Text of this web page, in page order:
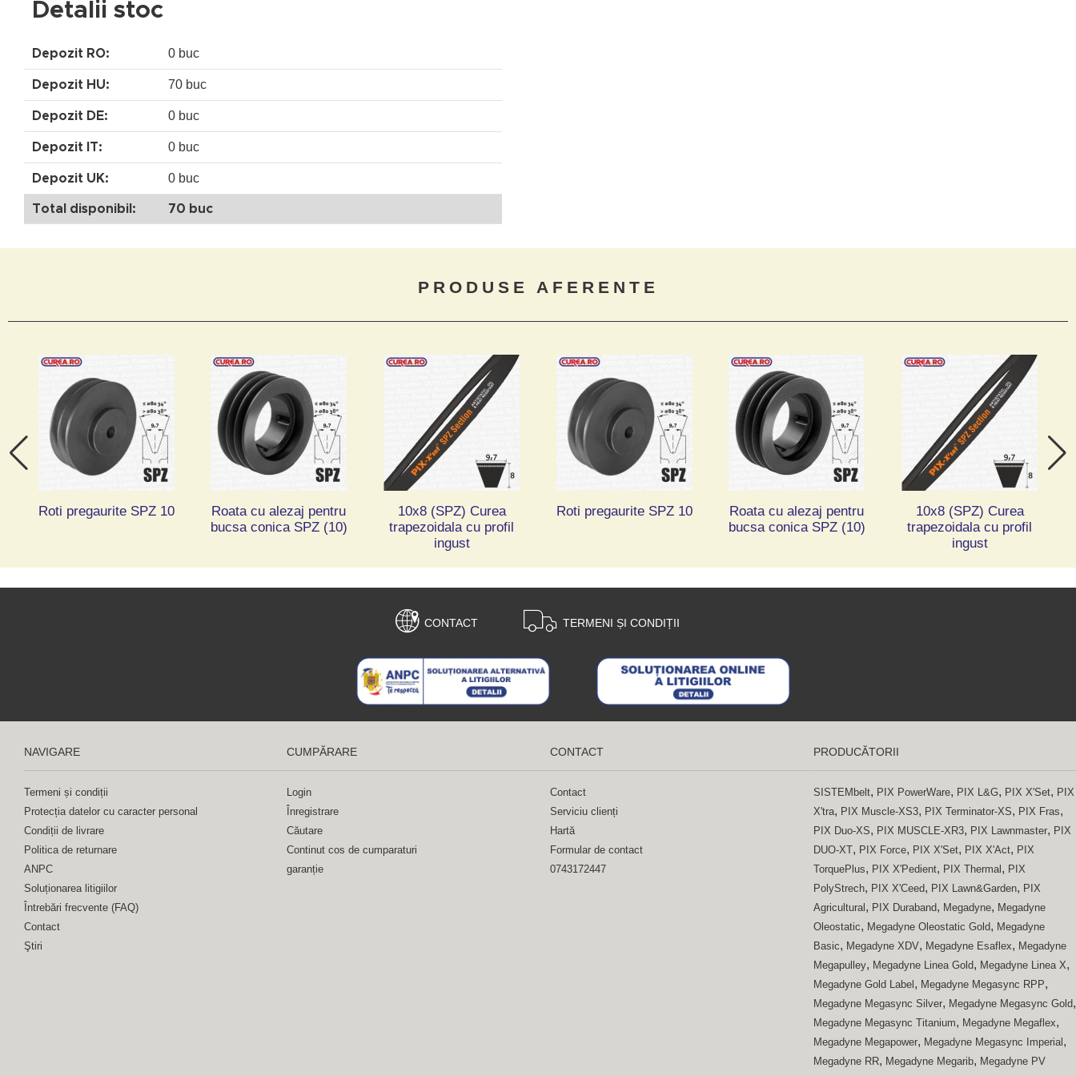
Detalii stoc
Depozit RO: 0 buc
Depozit HU: 70 buc
Depozit DE: 0 buc
Depozit IT: 0 buc
Depozit UK: 0 buc
Total disponibil: 70 buc
PRODUSE AFERENTE
Roti pregaurite SPZ 10
Roata cu alezaj pentru
bucsa conica SPZ (10)
10x8 (SPZ) Curea
trapezoidala cu profil
ingust
Roti pregaurite SPZ 10
Roata cu alezaj pentru
bucsa conica SPZ (10)
10x8 (SPZ) Curea
trapezoidala cu profil
ingust
CONTACT TERMENI ȘI CONDIȚII
NAVIGARE
Termeni și condiții
Protecția datelor cu caracter personal
Condiții de livrare
Politica de returnare
ANPC
Soluționarea litigiilor
Întrebări frecvente (FAQ)
Contact
Ştiri
CUMPĂRARE
Login
Înregistrare
Căutare
Continut cos de cumparaturi
garanție
CONTACT
Contact
Serviciu clienți
Hartă
Formular de contact
0743172447
PRODUCĂTORII
SISTEMbelt, PIX PowerWare, PIX L&G, PIX X'Set, PIX
X'tra, PIX Muscle-XS3, PIX Terminator-XS, PIX Fras,
PIX Duo-XS, PIX MUSCLE-XR3, PIX Lawnmaster, PIX
DUO-XT, PIX Force, PIX X'Set, PIX X'Act, PIX
TorquePlus, PIX X'Pedient, PIX Thermal , PIX
PolyStrech, PIX X'Ceed, PIX Lawn&Garden, PIX
Agricultural , PIX Duraband, Megadyne, Megadyne
Oleostatic, Megadyne Oleostatic Gold, Megadyne
Basic, Megadyne XDV, Megadyne Esaflex, Megadyne
Megapulley, Megadyne Linea Gold, Megadyne Linea X,
Megadyne Gold Label , Megadyne Megasync RPP,
Megadyne Megasync Silver, Megadyne Megasync Gold,
Megadyne Megasync Titanium, Megadyne Megaflex,
Megadyne Megapower, Megadyne Megasync Imperial ,
Megadyne RR, Megadyne Megarib, Megadyne PV